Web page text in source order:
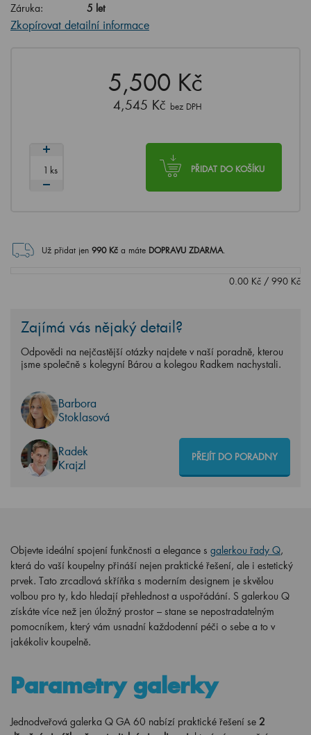
Záruka:
5 let
Zkopírovat detailní informace
5,500 Kč
4,545 Kč bez DPH
PŘIDAT DO KOŠÍKU
ks
Už přidat jen 990Kč a máte DOPRAVU ZDARMA.
0.00 Kč / 990 Kč
Zajímá vás nějaký detail?
Odpovědi na nejčastější otázky najdete v naší poradně, kterou
jsme společně s kolegyní Bárou a kolegou Radkem nachystali.
Barbora
Stoklasová
Radek
Krajzl
PŘEJÍT DO PORADNY
Objevte ideální spojení funkčnosti a elegance s galerkou řady Q,
která do vaší koupelny přináší nejen praktické řešení, ale i estetický
prvek. Tato zrcadlová skříňka s moderním designem je skvělou
volbou pro ty, kdo hledají přehlednost a uspořádání. S galerkou Q
získáte více než jen úložný prostor – stane se nepostradatelným
pomocníkem, který vám usnadní každodenní péči o sebe a to v
jakékoliv koupelně.
Parametry galerky
Jednodveřová galerka Q GA 60 nabízí praktické řešení se 2